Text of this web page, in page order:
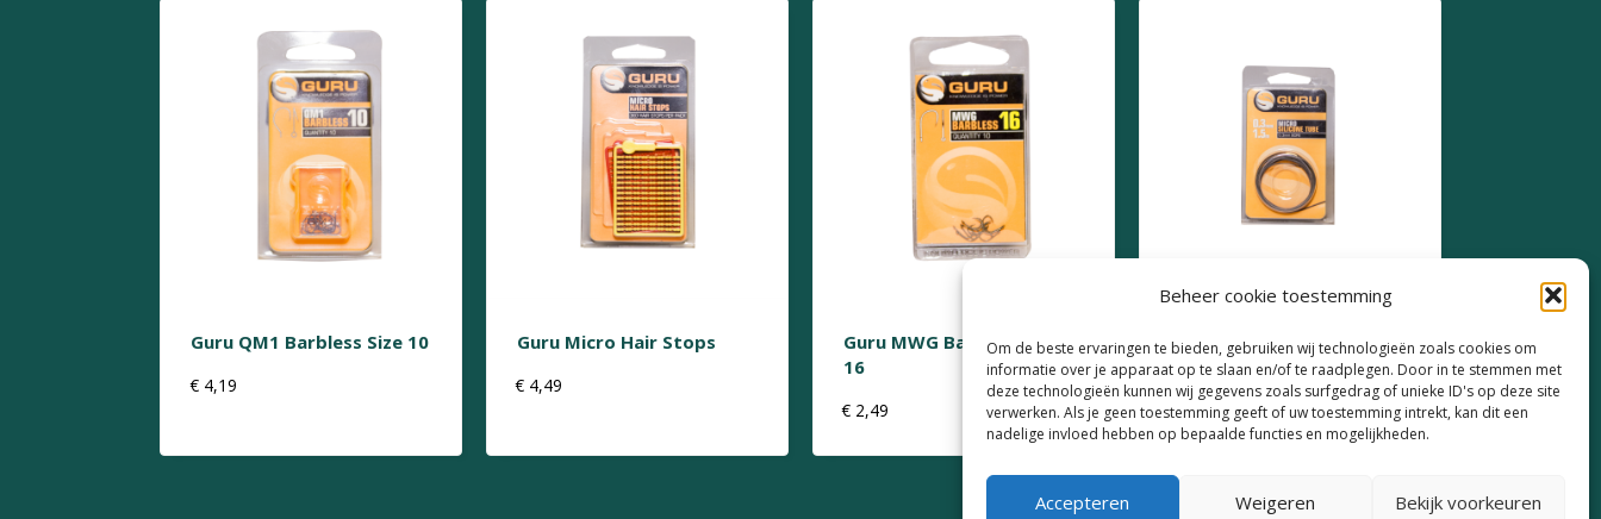
Beheer cookie toestemming
Om de beste ervaringen te bieden, gebruiken wij technologieën zoals cookies om
informatie over je apparaat op te slaan en/of te raadplegen. Door in te stemmen met
deze technologieën kunnen wij gegevens zoals surfgedrag of unieke ID's op deze site
verwerken. Als je geen toestemming geeft of uw toestemming intrekt, kan dit een
nadelige invloed hebben op bepaalde functies en mogelijkheden.
Accepteren Weigeren Bekijk voorkeuren
Guru QM1 Barbless Size 10
€4,19
Guru Micro Hair Stops
€ 4,49
Guru MWG Barbless Size
16
€ 2,49
Guru Micro Silicone Tube
€3,30